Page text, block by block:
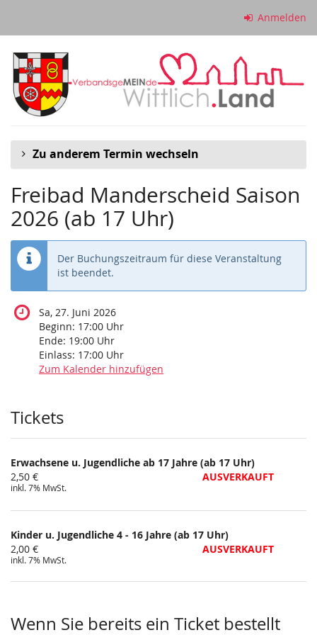
springen
Anmelden
Zu anderem Termin wechseln
Freibad Manderscheid Saison
2026 (ab 17 Uhr)
Der Buchungszeitraum für diese Veranstaltung
ist beendet.
Sa, 27. Juni 2026
Beginn: 17:00 Uhr
Ende: 19:00 Uhr
Einlass: 17:00 Uhr
Zum Kalender hinzufügen
Produkte
Tickets
Erwachsene u. Jugendliche ab 17 Jahre (ab 17 Uhr)
2,50 €
inkl. 7% MwSt.
AUSVERKAUFT
Kinder u. Jugendliche 4 - 16 Jahre (ab 17 Uhr)
2,00 €
inkl. 7% MwSt.
AUSVERKAUFT
Wenn Sie bereits ein Ticket bestellt